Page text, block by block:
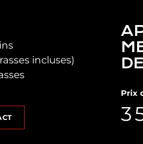
Prix
3
incluses)